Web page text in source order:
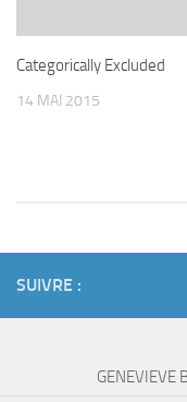
Categorically Excluded
14 MAI 2015
SUIVRE :
GENEVIEVE